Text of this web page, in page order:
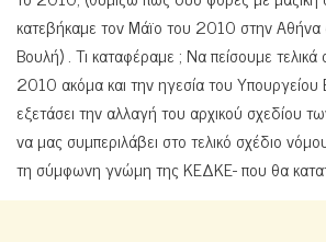
κατεβήκαμε τον Μάϊο του 2010 στην Αθήνα
Βουλή) . Τι καταφέραμε ; Να πείσουμε
2010 ακόμα και την ηγεσία του
εξετάσει την αλλαγή του αρχικού σχεδίου
να μας συμπεριλάβει στο τελικό σχέδιο
τη σύμφωνη γνώμη της ΚΕΔΚΕ- που θα